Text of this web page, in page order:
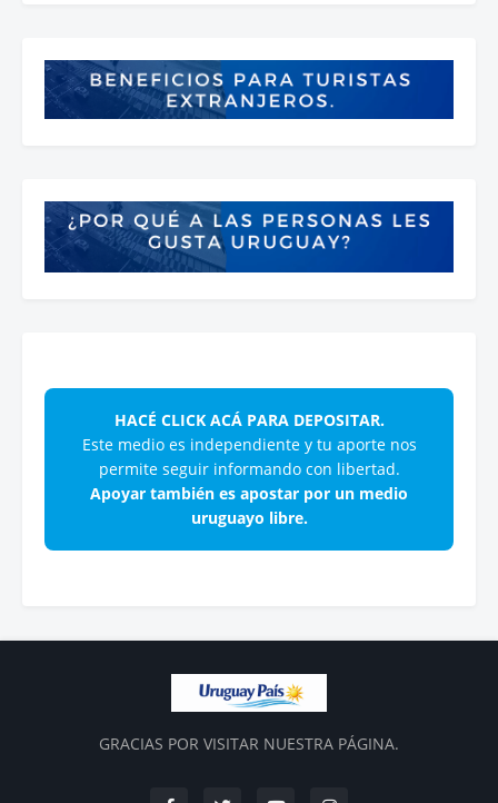
HACÉ CLICK ACÁ PARA DEPOSITAR.
Este medio es independiente y tu aporte nos
permite seguir informando con libertad.
Apoyar también es apostar por un medio
uruguayo libre.
GRACIAS POR VISITAR NUESTRA PÁGINA.